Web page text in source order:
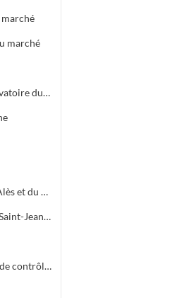
marché
marché
D.S.Q. : Rapports. Réunions. Mise en place de l'Observatoire du logement du plan local de l'habitat
Plans remis à jour de la galerie marchande du Centr'Alès et du parking
Construction d'un centre social et éducatif aux Prés-Saint-Jean Maison du Moulinet : Marché public (2ème tranche)
Galerie Marchande du Centr'Alès et parking : Visites de contrôle de la commission de sécurité